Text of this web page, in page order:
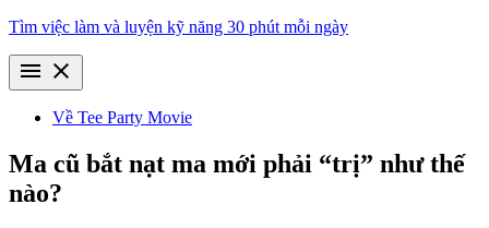
Skip
content
Tìm việc làm và luyện kỹ năng 30 phút mỗi ngày
menu close
Về Tee Party Movie
Ma cũ bắt nạt ma mới phải “trị” như thế
nào?